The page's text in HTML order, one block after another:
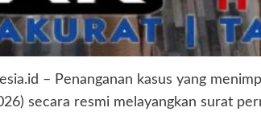
– Penanganan kasus yang
secara resmi melayangkan surat